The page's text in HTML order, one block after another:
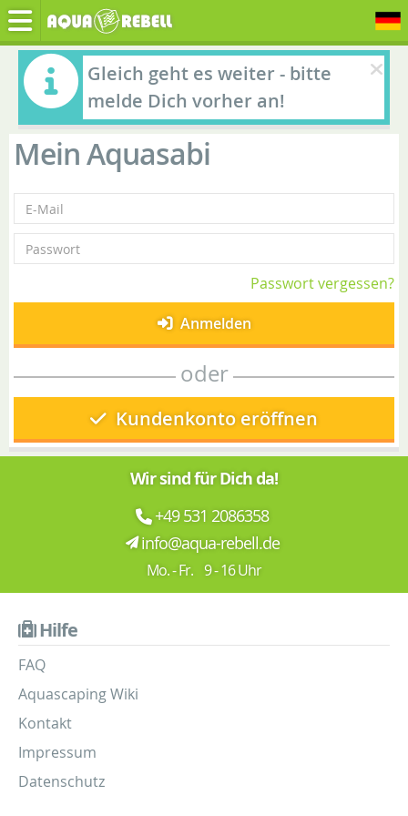
Gleich geht es weiter - bitte
melde Dich vorher an!
Mein Aquasabi
Passwort vergessen?
Anmelden
oder
Kundenkonto eröffnen
Wir sind für Dich da!
+49 531 2086358
info@aqua-rebell.de
Mo. - Fr. 9 - 16 Uhr
Hilfe
FAQ
Aquascaping Wiki
Kontakt
Impressum
Datenschutz